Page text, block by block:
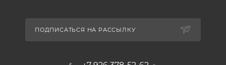
ПОДПИСАТЬСЯ НА РАССЫЛКУ